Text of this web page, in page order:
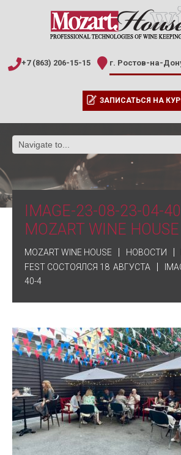
+7 (863) 206-15-15 г. Ростов-на-
ЗАПИСАТЬСЯ НА
IMAGE-23-08-23-04-
MOZART WINE HOUSE
MOZART WINE HOUSE НОВОСТИ
FEST СОСТОЯЛСЯ 18 АВГУСТА
40-4